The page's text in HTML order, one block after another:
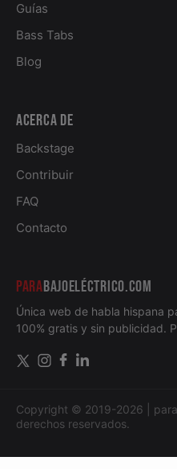
Guías
Bass Tabs
Blog
Acerca de
Backstage
Contribuir
FAQ
Contacto
PARABAJOELÉCTRICO.COM
Única web de habla hispana
100% gratis y sin publicidad.
Copyright © 2019-2026 |
derechos reservados.